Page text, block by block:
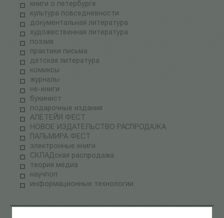
книги о петербурге
культура повседневности
документальная литература
художественная литература
поэзия
практики письма
детская литература
комиксы
журналы
не-книги
букинист
подарочные издания
АЛЕТЕЙЯ ФЕСТ
НОВОЕ ИЗДАТЕЛЬСТВО РАСПРОДАЖА
ПАЛЬМИРА ФЕСТ
электронные книги
СКЛАДская распродажа
теория медиа
научпоп
информационные технологии